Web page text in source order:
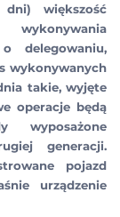
większość
delegowaniu,
wykonywanych
takie, wyjęte
operacje będą
wyposażone
generacji.
pojazd
urządzenie